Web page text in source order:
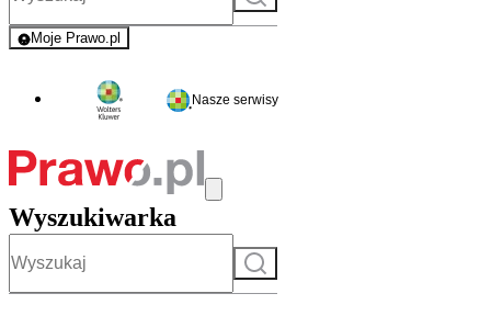
Moje Prawo.pl
- rejestracja i logowanie do serwisu
Nasze serwisy
Wyszukiwarka
Szukaj